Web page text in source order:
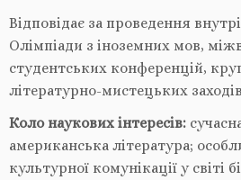
Відповідає за проведення
Олімпіади з іноземних мов,
студентських конференцій,
літературно-мистецьких
Коло наукових інтересів:
американська література;
культурної комунікації у світі